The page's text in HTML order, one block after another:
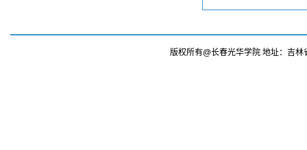
版权所有@长春光华学院 地址：吉